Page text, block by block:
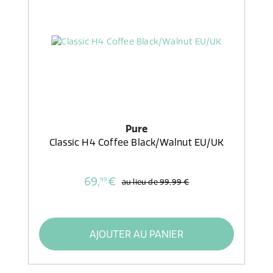
Pure
Classic H4 Coffee Black/Walnut EU/UK
69,99 € au lieu de99,99 €
AJOUTER AU PANIER